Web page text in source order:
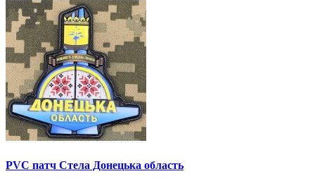
PVC патч Стела Донецька область